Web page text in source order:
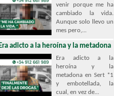
venir porque me ha
cambiado la vida.
Aunque solo llevo un
mes pero,...
adicto a la heroína y la metadona
Era adicto a la
heroína y la
metadona en Sert *1
y embotellada, la
cual, en vez de...